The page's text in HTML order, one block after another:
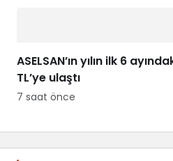
ASELSAN’ın yılın ilk 6
TL’ye ulaştı
7 saat önce